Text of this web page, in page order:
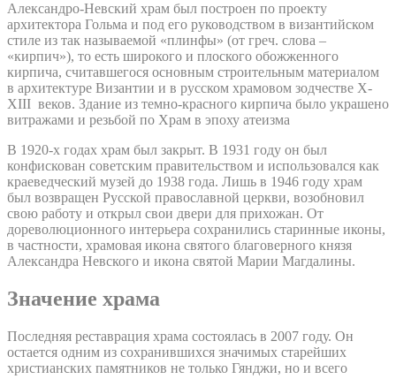
Александро-Невский храм был построен по проекту
архитектора Гольма и под его руководством в византийском
стиле из так называемой «плинфы» (от греч. слова –
«кирпич»), то есть широкого и плоского обожженного
кирпича, считавшегося основным строительным материалом
в архитектуре Византии и в русском храмовом зодчестве X-
XIII веков. Здание из темно-красного кирпича было украшено
витражами и резьбой по Храм в эпоху атеизма
В 1920-х годах храм был закрыт. В 1931 году он был
конфискован советским правительством и использовался как
краеведческий музей до 1938 года. Лишь в 1946 году храм
был возвращен Русской православной церкви, возобновил
свою работу и открыл свои двери для прихожан. От
дореволюционного интерьера сохранились старинные иконы,
в частности, храмовая икона святого благоверного князя
Александра Невского и икона святой Марии Магдалины.
Значение храма
Последняя реставрация храма состоялась в 2007 году. Он
остается одним из сохранившихся значимых старейших
христианских памятников не только Гянджи, но и всего